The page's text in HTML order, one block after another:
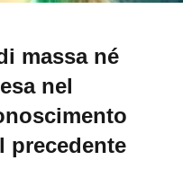
massa né
nel
precedente